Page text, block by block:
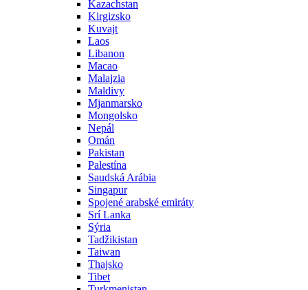
Kazachstan
Kirgizsko
Kuvajt
Laos
Libanon
Macao
Malajzia
Maldivy
Mjanmarsko
Mongolsko
Nepál
Omán
Pakistan
Palestína
Saudská Arábia
Singapur
Spojené arabské emiráty
Srí Lanka
Sýria
Tadžikistan
Taiwan
Thajsko
Tibet